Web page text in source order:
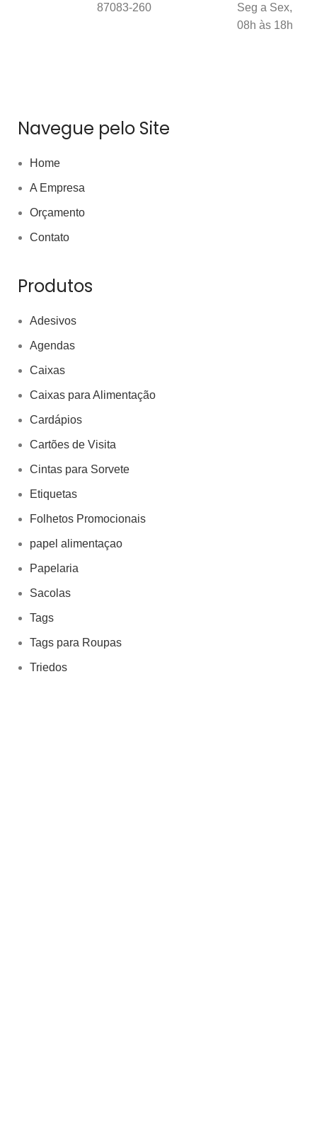
87083-260
Seg a Sex,
08h às 18h
Navegue pelo Site
Home
A Empresa
Orçamento
Contato
Produtos
Adesivos
Agendas
Caixas
Caixas para Alimentação
Cardápios
Cartões de Visita
Cintas para Sorvete
Etiquetas
Folhetos Promocionais
papel alimentaçao
Papelaria
Sacolas
Tags
Tags para Roupas
Triedos